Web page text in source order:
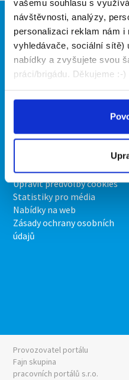
vašemu souhlasu s
návštěvnosti, analýzy,
personalizaci reklam nám i
vyhledávače, sociální sítě)
nabídky a zvyšujete svou
práci/brigádu. Děkujeme :-)
Brigádníci
Články
Hledané brigády
Kontakt
Podmínky
Upravit předvolby cookies
Statistiky pro média
Nabídky na web
Zásady ochrany osobních
údajů
Provozovatel portálu
Fajn skupina
pracovních portálů s.r.o.